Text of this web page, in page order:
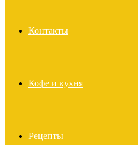
Контакты
Кофе и кухня
Рецепты